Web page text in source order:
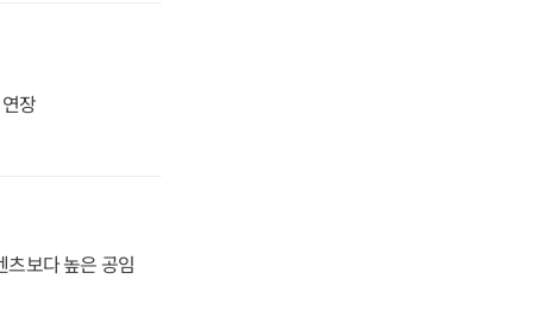
장
츠보다 높은 공임